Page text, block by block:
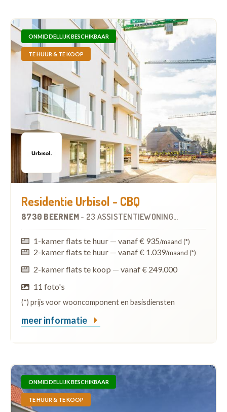
ONMIDDELLIJK BESCHIKBAAR
TE HUUR & TE KOOP
Residentie Urbisol - CBQ
8730 BEERNEM - 23 ASSISTENTIEWONINGEN
1-kamer flats te huur — vanaf € 935/maand (*)
2-kamer flats te huur — vanaf € 1.039/maand (*)
2-kamer flats te koop — vanaf € 249.000
11 foto's
(*) prijs voor wooncomponent en basisdiensten
meer informatie
ONMIDDELLIJK BESCHIKBAAR
TE HUUR & TE KOOP